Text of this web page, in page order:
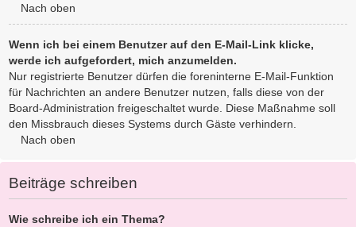
Nach oben
Wenn ich bei einem Benutzer auf den E-Mail-Link klicke,
werde ich aufgefordert, mich anzumelden.
Nur registrierte Benutzer dürfen die foreninterne E-Mail-Funktion
für Nachrichten an andere Benutzer nutzen, falls diese von der
Board-Administration freigeschaltet wurde. Diese Maßnahme soll
den Missbrauch dieses Systems durch Gäste verhindern.
Nach oben
Beiträge schreiben
Wie schreibe ich ein Thema?